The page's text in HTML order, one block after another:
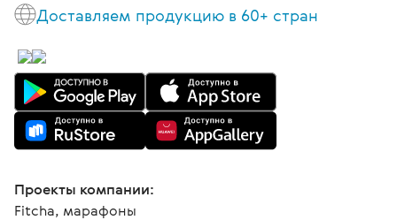
Доставляем продукцию в 60+ стран
Проекты компании:
Fitcha, марафоны